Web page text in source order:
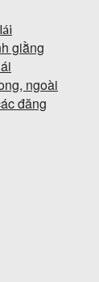
giằng
ngoài
đăng